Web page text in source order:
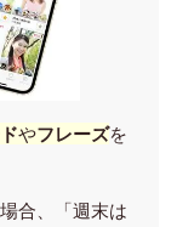
やフレーズを
合、「週末は